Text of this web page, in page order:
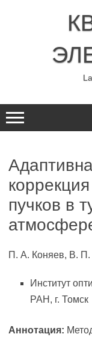
пучков в
П. А. Коняев, В. П.
Институт
РАН, г. Томск
Аннотация: